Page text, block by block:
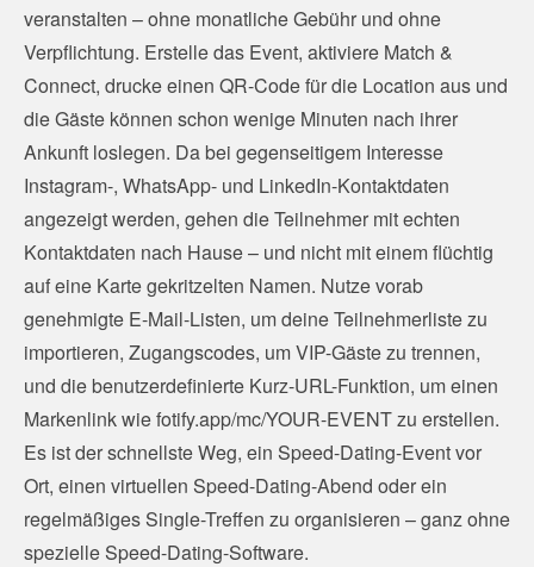
veranstalten – ohne monatliche Gebühr und ohne
Verpflichtung. Erstelle das Event, aktiviere Match &
Connect, drucke einen QR-Code für die Location aus und
die Gäste können schon wenige Minuten nach ihrer
Ankunft loslegen. Da bei gegenseitigem Interesse
Instagram-, WhatsApp- und LinkedIn-Kontaktdaten
angezeigt werden, gehen die Teilnehmer mit echten
Kontaktdaten nach Hause – und nicht mit einem flüchtig
auf eine Karte gekritzelten Namen. Nutze vorab
genehmigte E-Mail-Listen, um deine Teilnehmerliste zu
importieren, Zugangscodes, um VIP-Gäste zu trennen,
und die benutzerdefinierte Kurz-URL-Funktion, um einen
Markenlink wie fotify.app/mc/YOUR-EVENT zu erstellen.
Es ist der schnellste Weg, ein Speed-Dating-Event vor
Ort, einen virtuellen Speed-Dating-Abend oder ein
regelmäßiges Single-Treffen zu organisieren – ganz ohne
spezielle Speed-Dating-Software.